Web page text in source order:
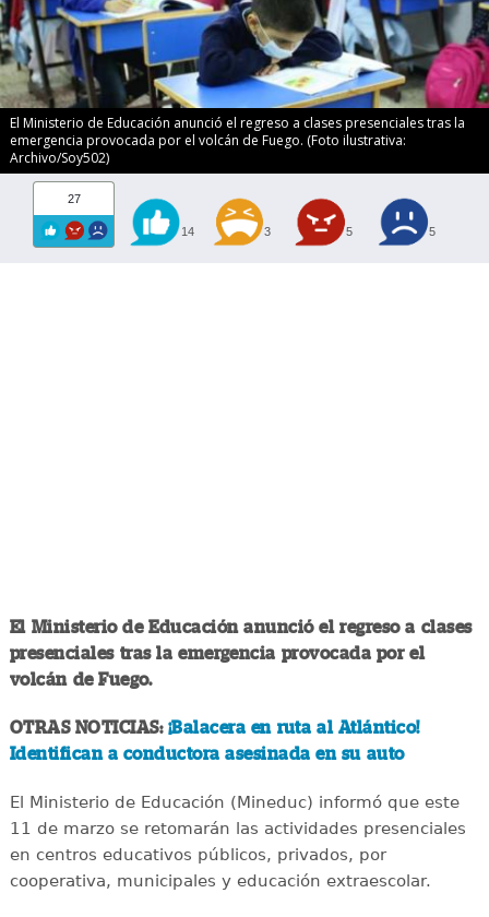
El Ministerio de Educación anunció el regreso a clases presenciales tras la
emergencia provocada por el volcán de Fuego. (Foto ilustrativa:
Archivo/Soy502)
27
14 3 5 5
El Ministerio de Educación anunció el regreso a clases
presenciales tras la emergencia provocada por el
volcán de Fuego.
OTRAS NOTICIAS: ¡Balacera en ruta al Atlántico!
Identifican a conductora asesinada en su auto
El Ministerio de Educación (Mineduc) informó que este
11 de marzo se retomarán las actividades presenciales
en centros educativos públicos, privados, por
cooperativa, municipales y educación extraescolar.